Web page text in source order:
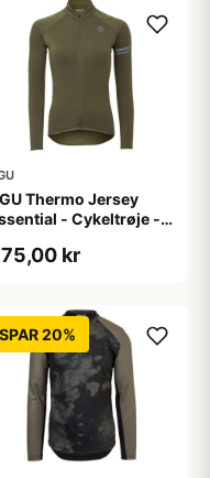
Thermo Jersey
- Cykeltrøje -
kr
SPAR 20%